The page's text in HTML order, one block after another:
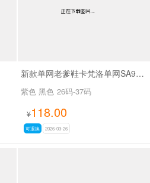
新款单网老爹鞋卡梵洛单网SA9029
紫色 黑色 26码-37码
¥118.00
可退换 2026-03-26